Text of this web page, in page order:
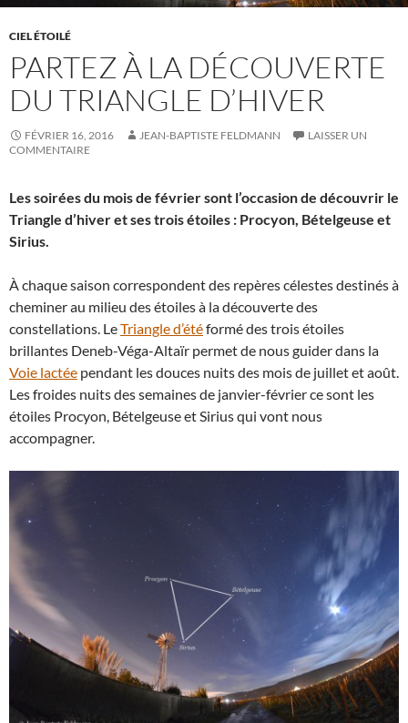
CIEL ÉTOILÉ
PARTEZ À LA DÉCOUVERTE
DU TRIANGLE D’HIVER
FÉVRIER 16, 2016 JEAN-BAPTISTE FELDMANN
LAISSER UN
COMMENTAIRE
Les soirées du mois de février sont l’occasion de découvrir le
Triangle d’hiver et ses trois étoiles : Procyon, Bételgeuse et
Sirius.
À chaque saison correspondent des repères célestes destinés à
cheminer au milieu des étoiles à la découverte des
constellations. LeTriangle d’étéformé des trois étoiles
brillantes Deneb-Véga-Altaïr permet de nous guider dans la
Voie lactée pendant les douces nuits des mois de juillet et août.
Les froides nuits des semaines de janvier-février ce sont les
étoiles Procyon, Bételgeuse et Sirius qui vont nous
accompagner.